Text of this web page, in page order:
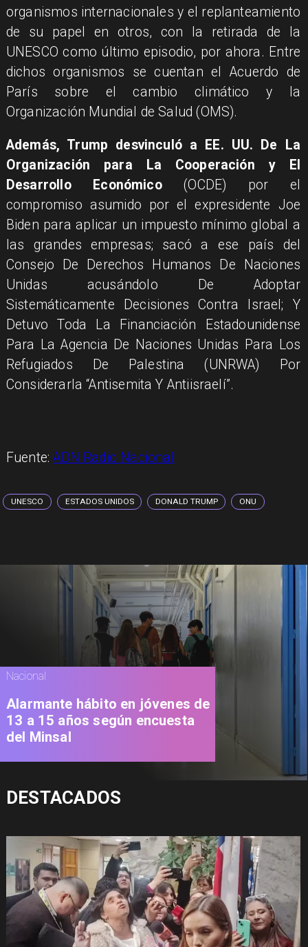
organismos internacionales y el replanteamiento
de su papel en otros, con la retirada de la
UNESCO como último episodio, por ahora. Entre
dichos organismos se cuentan el Acuerdo de
París sobre el cambio climático y la
Organización Mundial de Salud (OMS).
Además, Trump desvinculó a EE. UU. De La
Organización para La Cooperación y El
Desarrollo Económico(OCDE) por el
compromiso asumido por el expresidente Joe
Biden para aplicar un impuesto mínimo global a
las grandes empresas; sacó a ese país del
Consejo De Derechos Humanos De Naciones
Unidas acusándolo De Adoptar
Sistemáticamente Decisiones Contra Israel; Y
Detuvo Toda La Financiación Estadounidense
Para La Agencia De Naciones Unidas Para Los
Refugiados De Palestina (UNRWA) Por
Considerarla “Antisemita Y Antiisraelí”.
Fuente:ADN Radio Nacional
UNESCO ESTADOS UNIDOS DONALD TRUMP ONU
Nacional
Alarmante hábito en jóvenes de
13 a 15 años según encuesta
del Minsal
DESTACADOS